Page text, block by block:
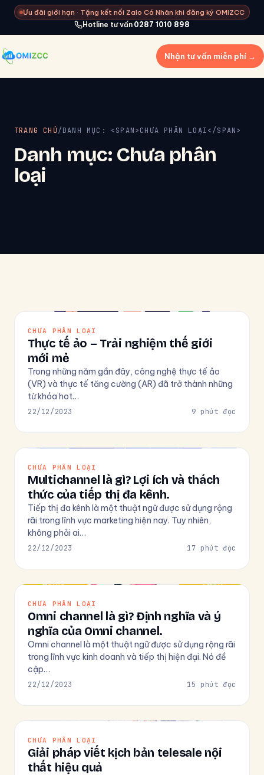
Ưu đãi giới hạn · Tặng kết nối Zalo Cá Nhân khi đăng ký OMIZCC
Hotline tư vấn 0287 1010 898
Nhận tư vấn miễn phí →
TRANG CHỦ/DANH MỤC: <SPAN>CHƯA PHÂN LOẠI</SPAN>
Danh mục: Chưa phân
loại
CHƯA PHÂN LOẠI
Thực tế ảo – Trải nghiệm thế giới
mới mẻ
Trong những năm gần đây, công nghệ thực tế ảo
(VR) và thực tế tăng cường (AR) đã trở thành những
từ khóa hot…
22/12/2023 9 phút đọc
CHƯA PHÂN LOẠI
Multichannel là gì? Lợi ích và thách
thức của tiếp thị đa kênh.
Tiếp thị đa kênh là một thuật ngữ được sử dụng rộng
rãi trong lĩnh vực marketing hiện nay. Tuy nhiên,
không phải ai…
22/12/2023 17 phút đọc
CHƯA PHÂN LOẠI
Omni channel là gì? Định nghĩa và ý
nghĩa của Omni channel.
Omni channel là một thuật ngữ được sử dụng rộng rãi
trong lĩnh vực kinh doanh và tiếp thị hiện đại. Nó đề
cập…
22/12/2023 15 phút đọc
CHƯA PHÂN LOẠI
Giải pháp viết kịch bản telesale nội
thất hiệu quả